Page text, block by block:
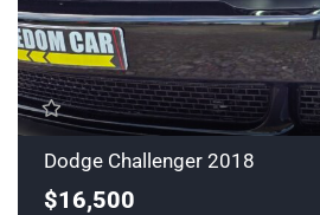
Dodge Challenger 2018
$16,500